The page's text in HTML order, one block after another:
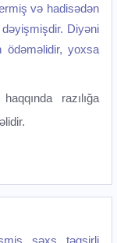
və hadisədən
Diyəni
ödəməlidir, yoxsa
razılığa
şəxs təqsirli